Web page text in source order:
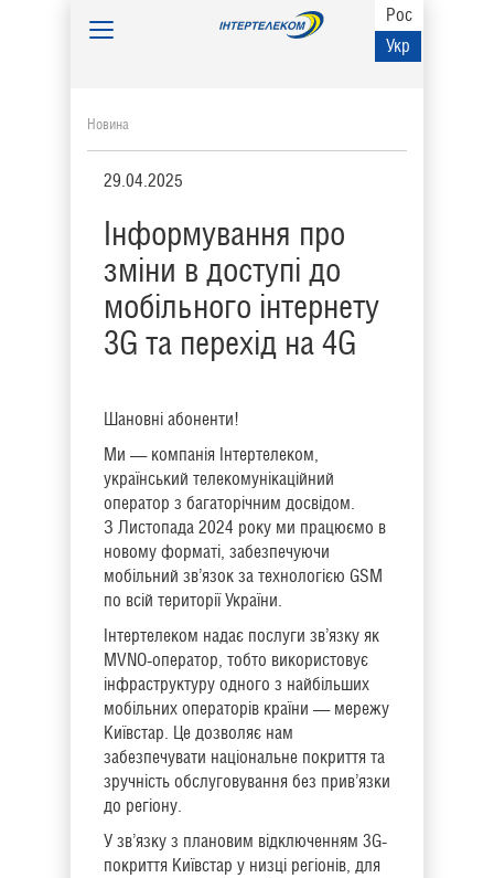
Рос
Укр
Toggle
Новина
29.04.2025
Інформування про
зміни в доступі до
мобільного інтернету
3G та перехід на 4G
Шановні абоненти!
Ми — компанія Інтертелеком,
український телекомунікаційний
оператор з багаторічним досвідом.
З Листопада 2024 року ми працюємо в
новому форматі, забезпечуючи
мобільний зв’язок за технологією GSM
по всій території України.
Інтертелеком надає послуги зв’язку як
MVNO-оператор, тобто використовує
інфраструктуру одного з найбільших
мобільних операторів країни — мережу
Київстар. Це дозволяє нам
забезпечувати національне покриття та
зручність обслуговування без прив’язки
до регіону.
У зв’язку з плановим відключенням 3G-
покриття Київстар у низці регіонів, для